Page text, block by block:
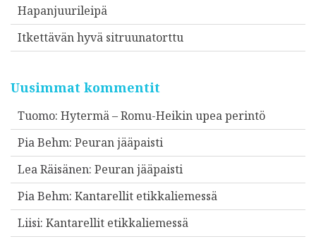
Hapanjuurileipä
Itkettävän hyvä sitruunatorttu
Uusimmat kommentit
Tuomo: Hytermä – Romu-Heikin upea perintö
Pia Behm: Peuran jääpaisti
Lea Räisänen: Peuran jääpaisti
Pia Behm: Kantarellit etikkaliemessä
Liisi: Kantarellit etikkaliemessä